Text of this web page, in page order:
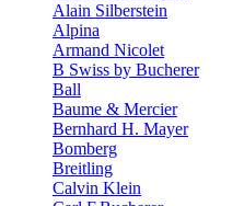
Alain Silberstein
Alpina
Armand Nicolet
B Swiss by Bucherer
Ball
Baume & Mercier
Bernhard H. Mayer
Bomberg
Breitling
Calvin Klein